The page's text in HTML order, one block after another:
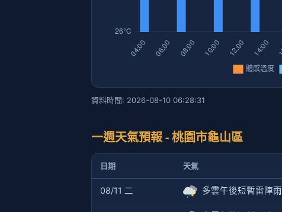
資料時間: 2026-08-10 06:28:31
一週天氣預報 - 桃園市龜山區
日期 天氣
08/11 二 多雲午後短暫雷陣雨